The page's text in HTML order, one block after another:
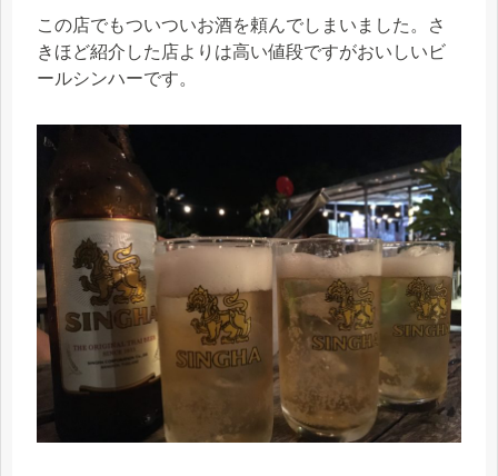
この店でもついついお酒を頼んでしまいました。さ
きほど紹介した店よりは高い値段ですがおいしいビ
ールシンハーです。